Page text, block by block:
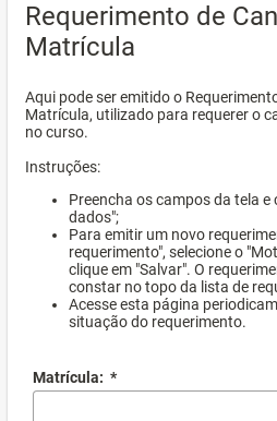
Requerimento de
Matrícula
Aqui pode ser emitido o
Matrícula, utilizado para requerer o
no curso.
Instruções:
Preencha os campos da tela
dados";
Para emitir um novo
requerimento", selecione o
clique em "Salvar". O
constar no topo da lista de
Acesse esta página
situação do requerimento.
Matrícula: *